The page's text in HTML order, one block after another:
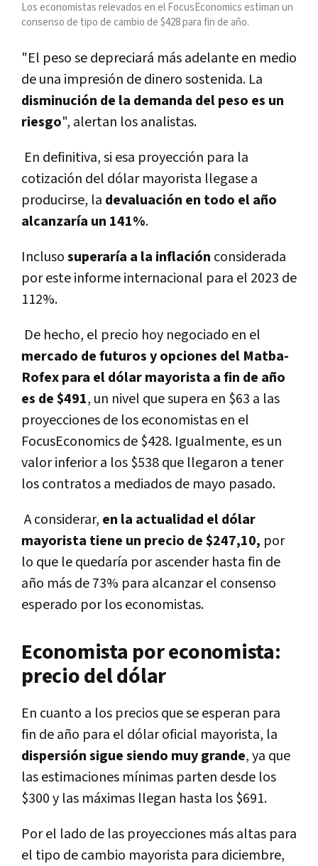
Los economistas relevados en el FocusEconomics estiman un
consenso de tipo de cambio de $428 para fin de año.
"El peso se depreciará más adelante en medio
de una impresión de dinero sostenida. La
disminución de la demanda del peso es un
riesgo", alertan los analistas.
En definitiva, si esa proyección para la
cotización del dólar mayorista llegase a
producirse, la devaluación en todo el año
alcanzaría un 141%.
Inclusosuperaría a la inflación considerada
por este informe internacional para el 2023 de
112%.
De hecho, el precio hoy negociado en el
mercado de futuros y opciones del Matba-
Rofex para el dólar mayorista a fin de año
es de $491, un nivel que supera en $63 a las
proyecciones de los economistas en el
FocusEconomics de $428. Igualmente, es un
valor inferior a los $538 que llegaron a tener
los contratos a mediados de mayo pasado.
A considerar, en la actualidad el dólar
mayorista tiene un precio de $247,10, por
lo que le quedaría por ascender hasta fin de
año más de 73% para alcanzar el consenso
esperado por los economistas.
Economista por economista:
precio del dólar
En cuanto a los precios que se esperan para
fin de año para el dólar oficial mayorista, la
dispersión sigue siendo muy grande, ya que
las estimaciones mínimas parten desde los
$300 y las máximas llegan hasta los $691.
Por el lado de las proyecciones más altas para
el tipo de cambio mayorista para diciembre,